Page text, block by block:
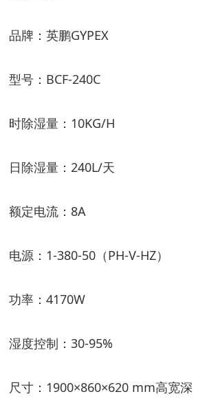
品牌：英鹏GYPEX
型号：BCF-240C
时除湿量：10KG/H
日除湿量：240L/天
额定电流：8A
电源：1-380-50（PH-V-HZ）
功率：4170W
湿度控制：30-95%
尺寸：1900×860×620 mm高宽深